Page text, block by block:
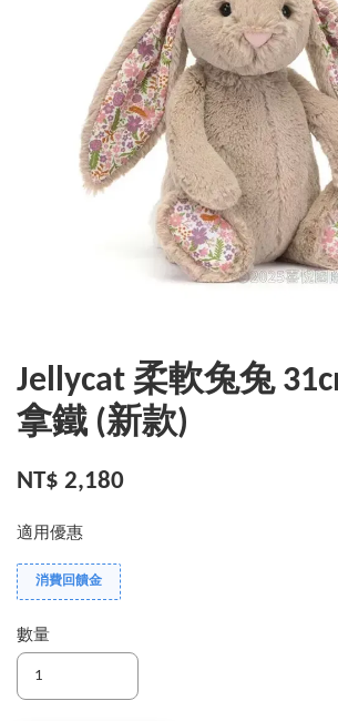
Jellycat 柔軟兔兔
拿鐵 (新款)
NT$ 2,180
適用優惠
消費回饋金
數量